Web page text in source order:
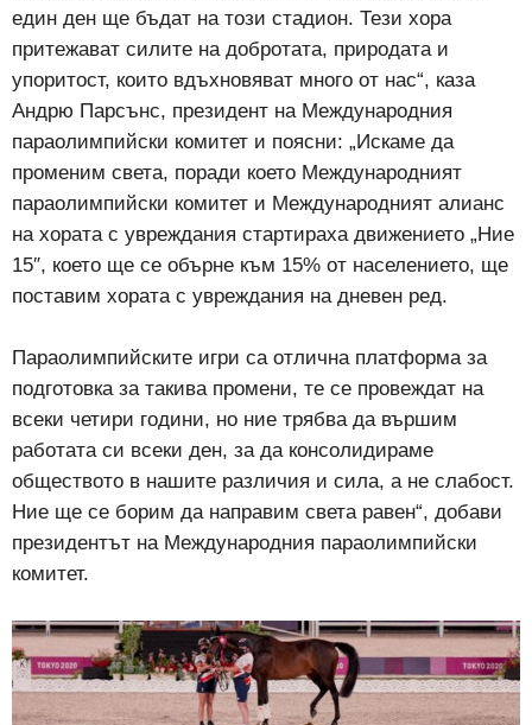
един ден ще бъдат на този стадион. Тези хора
притежават силите на добротата, природата и
упоритост, които вдъхновяват много от нас“, каза
Андрю Парсънс, президент на Международния
параолимпийски комитет и поясни: „Искаме да
променим света, поради което Международният
параолимпийски комитет и Международният алианс
на хората с увреждания стартираха движението „Ние
15″, което ще се обърне към 15% от населението, ще
поставим хората с увреждания на дневен ред.
Параолимпийските игри са отлична платформа за
подготовка за такива промени, те се провеждат на
всеки четири години, но ние трябва да вършим
работата си всеки ден, за да консолидираме
обществото в нашите различия и сила, а не слабост.
Ние ще се борим да направим света равен“, добави
президентът на Международния параолимпийски
комитет.